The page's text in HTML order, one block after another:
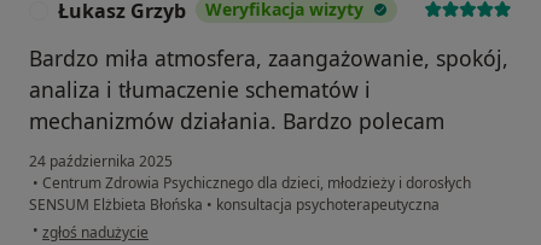
Łukasz Grzyb Weryfikacja wizyty
Bardzo miła atmosfera, zaangażowanie, spokój,
analiza i tłumaczenie schematów i
mechanizmów działania. Bardzo polecam
24 października 2025
• Centrum Zdrowia Psychicznego dla dzieci, młodzieży i dorosłych
SENSUM Elżbieta Błońska • konsultacja psychoterapeutyczna
• w opinii użytkownika Łukasz Grzyb
zgłoś nadużycie